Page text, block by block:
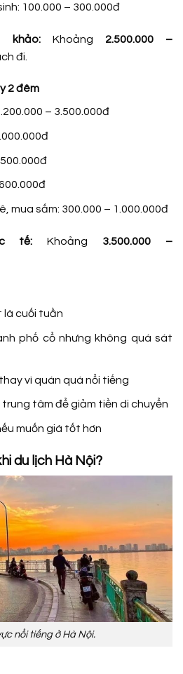
100.000 – 300.000đ
khảo: Khoảng 2.500.000 –
đi.
2 đêm
– 3.500.000đ
mua sắm: 300.000 – 1.000.000đ
tế:Khoảng 3.500.000 –
là cuối tuần
phố cổ nhưng không quá sát
vì quán quá nổi tiếng
tâm để giảm tiền di chuyển
muốn giá tốt hơn
du lịch Hà Nội?
nổi tiếng ở Hà Nội.